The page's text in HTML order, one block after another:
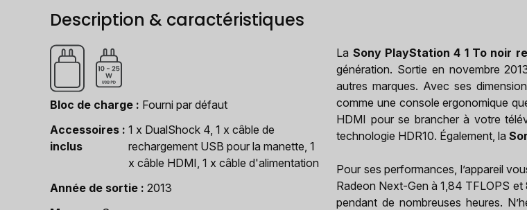
Description & caractéristiques
Bloc de charge
Fourni par défaut
Accessoires
inclus
1 x DualShock 4, 1 x câble de
rechargement USB pour la manette, 1
x câble HDMI, 1 x câble d'alimentation
Année de sortie
2013
La Sony PlayStation 4 1 To noir
génération. Sortie en novembre
autres marques. Avec ses
comme une console ergonomique
HDMI pour se brancher à votre
technologie HDR10. Également, la
Pour ses performances, l’appareil
Radeon Next-Gen à 1,84 TFLOPS et
pendant de nombreuses heures.